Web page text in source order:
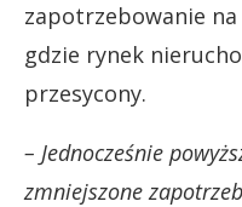
zapotrzebowanie
gdzie rynek
przesycony.
– Jednocześnie
zmniejszone